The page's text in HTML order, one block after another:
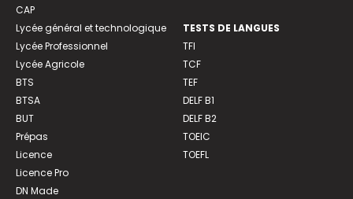
CAP
Lycée général et technologique
Lycée Professionnel
Lycée Agricole
BTS
BTSA
BUT
Prépas
Licence
Licence Pro
DN Made
TESTS DE LANGUES
TFI
TCF
TEF
DELF B1
DELF B2
TOEIC
TOEFL